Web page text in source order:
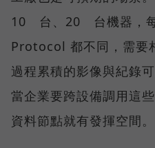
10 台、20 台機器，
Protocol 都不同，需要
過程累積的影像與紀錄
當企業要跨設備調用這
資料節點就有發揮空間。